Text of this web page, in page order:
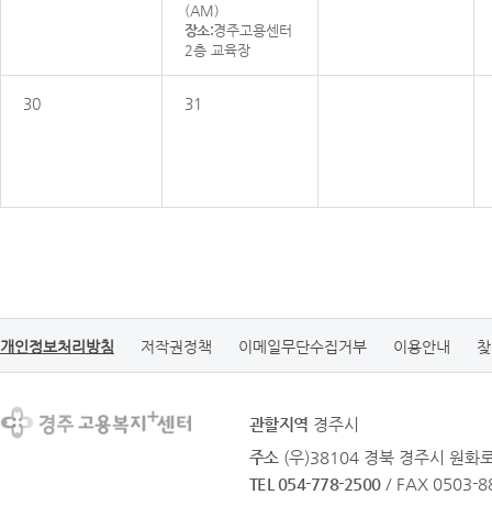
(AM)
장소:경주고용센터
2층 교육장
30 31
개인정보처리방침 저작권정책 이메일무단수집거부 이용안내
관할지역 경주시
주소 (우)38104 경북 경주시 원화
TEL 054-778-2500 / FAX 0503-